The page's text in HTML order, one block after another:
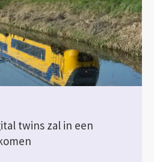
twins zal in een